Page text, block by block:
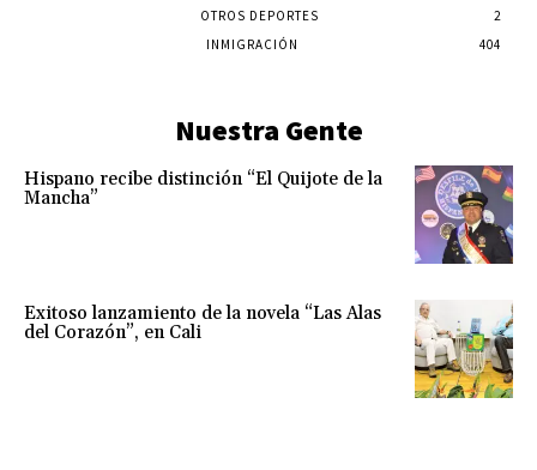
OTROS DEPORTES
2
INMIGRACIÓN
404
Nuestra Gente
Hispano recibe distinción “El Quijote de la
Mancha”
Exitoso lanzamiento de la novela “Las Alas
del Corazón”, en Cali